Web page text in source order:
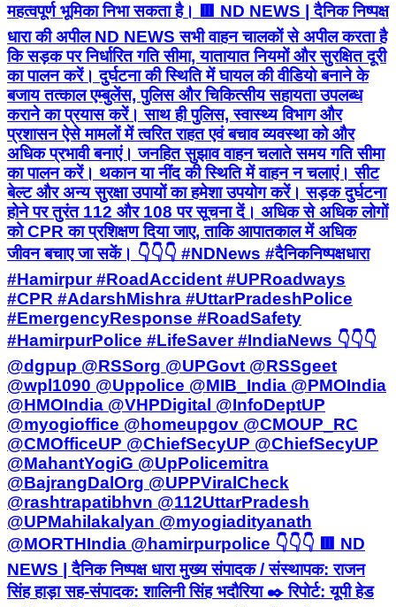
महत्वपूर्ण भूमिका निभा सकता है। 🟥 ND NEWS | दैनिक निष्पक्ष
धारा की अपील ND NEWS सभी वाहन चालकों से अपील करता है
कि सड़क पर निर्धारित गति सीमा, यातायात नियमों और सुरक्षित दूरी
का पालन करें। दुर्घटना की स्थिति में घायल की वीडियो बनाने के
बजाय तत्काल एम्बुलेंस, पुलिस और चिकित्सीय सहायता उपलब्ध
कराने का प्रयास करें। साथ ही पुलिस, स्वास्थ्य विभाग और
प्रशासन ऐसे मामलों में त्वरित राहत एवं बचाव व्यवस्था को और
अधिक प्रभावी बनाएं। जनहित सुझाव वाहन चलाते समय गति सीमा
का पालन करें। थकान या नींद की स्थिति में वाहन न चलाएं। सीट
बेल्ट और अन्य सुरक्षा उपायों का हमेशा उपयोग करें। सड़क दुर्घटना
होने पर तुरंत 112 और 108 पर सूचना दें। अधिक से अधिक लोगों
को CPR का प्रशिक्षण दिया जाए, ताकि आपातकाल में अधिक
जीवन बचाए जा सकें। 👇👇👇 #NDNews #दैनिकनिष्पक्षधारा
#Hamirpur #RoadAccident #UPRoadways
#CPR #AdarshMishra #UttarPradeshPolice
#EmergencyResponse #RoadSafety
#HamirpurPolice #LifeSaver #IndiaNews 👇👇👇
@dgpup @RSSorg @UPGovt @RSSgeet
@wpl1090 @Uppolice @MIB_India @PMOIndia
@HMOIndia @VHPDigital @InfoDeptUP
@myogioffice @homeupgov @CMOUP_RC
@CMOfficeUP @ChiefSecyUP @ChiefSecyUP
@MahantYogiG @UpPolicemitra
@BajrangDalOrg @UPPViralCheck
@rashtrapatibhvn @112UttarPradesh
@UPMahilakalyan @myogiadityanath
@MORTHIndia @hamirpurpolice 👇👇👇 🟥 ND
NEWS | दैनिक निष्पक्ष धारा मुख्य संपादक / संस्थापक: राजन
सिंह हाड़ा सह-संपादक: शालिनी सिंह भदौरिया ✒️ रिपोर्ट: यूपी हेड